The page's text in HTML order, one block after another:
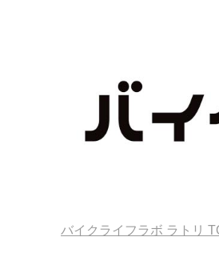
バイクライフラボ ラトリ